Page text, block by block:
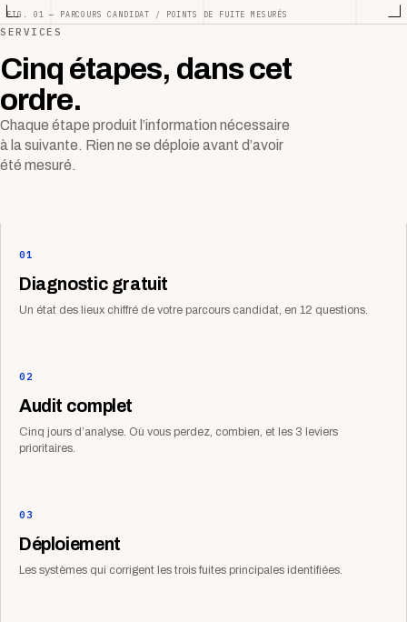
FIG. 01 — PARCOURS CANDIDAT / POINTS DE FUITE MESURÉS
SERVICES
Cinq étapes, dans cet
ordre.
Chaque étape produit l’information nécessaire
à la suivante. Rien ne se déploie avant d’avoir
été mesuré.
01
Diagnostic gratuit
Un état des lieux chiffré de votre parcours candidat, en 12 questions.
02
Audit complet
Cinq jours d’analyse. Où vous perdez, combien, et les 3 leviers
prioritaires.
03
Déploiement
Les systèmes qui corrigent les trois fuites principales identifiées.